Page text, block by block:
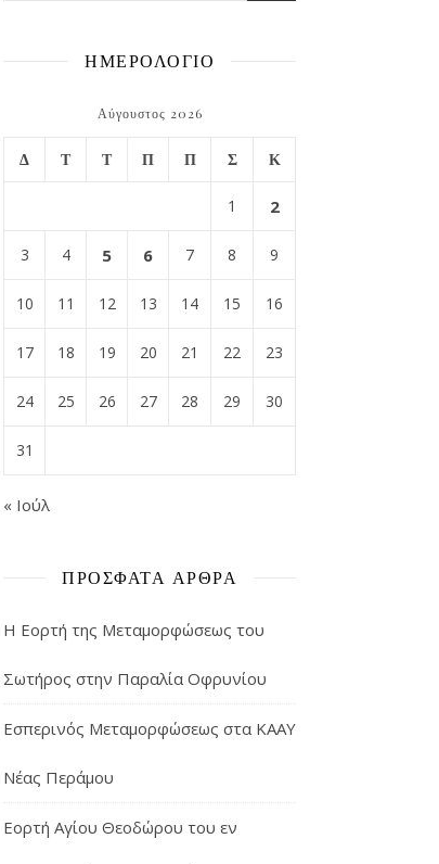
ΗΜΕΡΟΛΟΓΙΟ
Αύγουστος 2026
Δ Τ Τ Π Π Σ Κ
1 2
3 4 5 6 7 8 9
10 11 12 13 14 15 16
17 18 19 20 21 22 23
24 25 26 27 28 29 30
31
« Ιούλ
ΠΡΌΣΦΑΤΑ ΆΡΘΡΑ
Η Εορτή της Μεταμορφώσεως του
Σωτήρος στην Παραλία Οφρυνίου
Εσπερινός Μεταμορφώσεως στα ΚΑΑΥ
Νέας Περάμου
Εορτή Αγίου Θεοδώρου του εν